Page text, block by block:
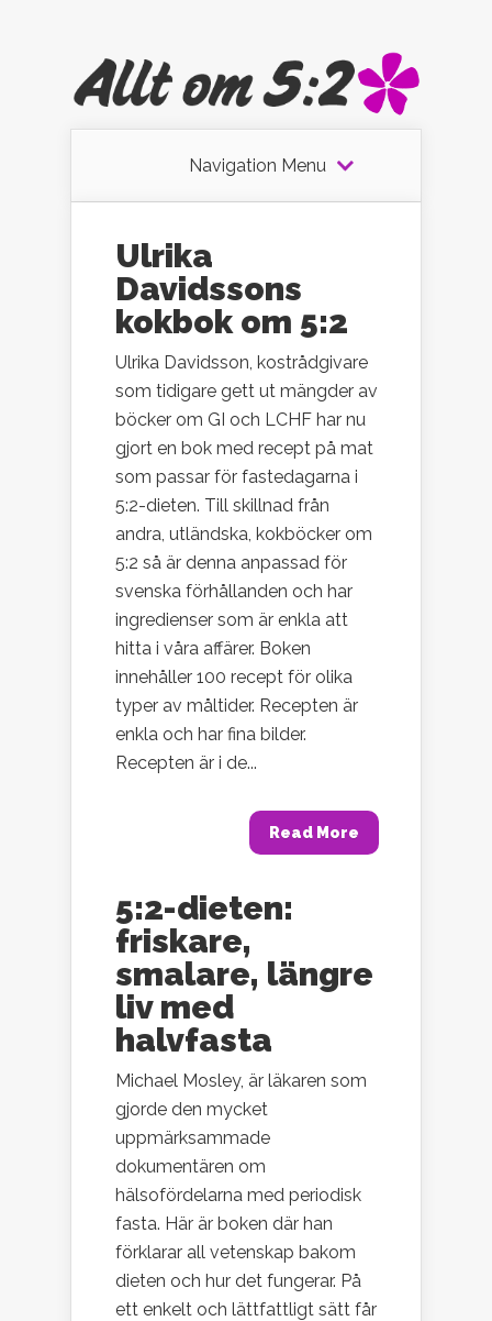
Navigation Menu
Ulrika
Davidssons
kokbok om 5:2
Ulrika Davidsson, kostrådgivare
som tidigare gett ut mängder av
böcker om GI och LCHF har nu
gjort en bok med recept på mat
som passar för fastedagarna i
5:2-dieten. Till skillnad från
andra, utländska, kokböcker om
5:2 så är denna anpassad för
svenska förhållanden och har
ingredienser som är enkla att
hitta i våra affärer. Boken
innehåller 100 recept för olika
typer av måltider. Recepten är
enkla och har fina bilder.
Recepten är i de...
Read More
5:2-dieten:
friskare,
smalare, längre
liv med
halvfasta
Michael Mosley, är läkaren som
gjorde den mycket
uppmärksammade
dokumentären om
hälsofördelarna med periodisk
fasta. Här är boken där han
förklarar all vetenskap bakom
dieten och hur det fungerar. På
ett enkelt och lättfattligt sätt får